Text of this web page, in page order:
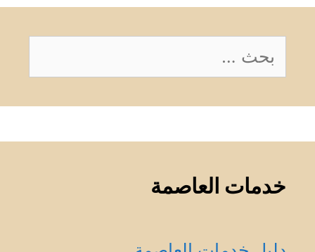
البحث
عن:
خدمات العاصمة